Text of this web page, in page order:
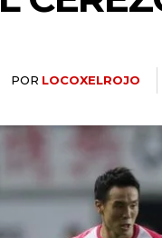
POR LOCOXELROJO